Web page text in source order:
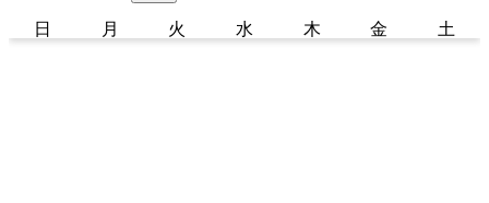
日 月 火 水 木 金 土